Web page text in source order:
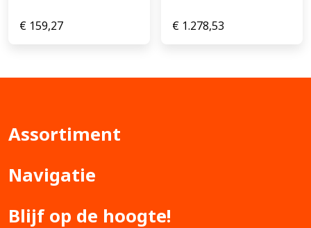
€ 159,27 € 1.278,53
Assortiment
Navigatie
Blijf op de hoogte!